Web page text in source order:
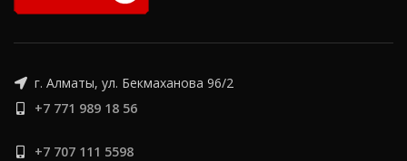
г. Алматы, ул. Бекмаханова 96/2
+7 771 989 18 56
+7 707 111 5598